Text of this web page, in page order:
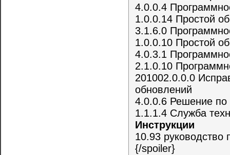
4.0.0.4
1.0.0.14 Простой
3.1.6.0
1.0.0.10 Простой
4.0.3.1
2.1.0.10
201002.0.0.0
обновлений
4.0.0.6 Решение по
1.1.1.4 Служба
Инструкции
10.93 руководство
{/spoiler}